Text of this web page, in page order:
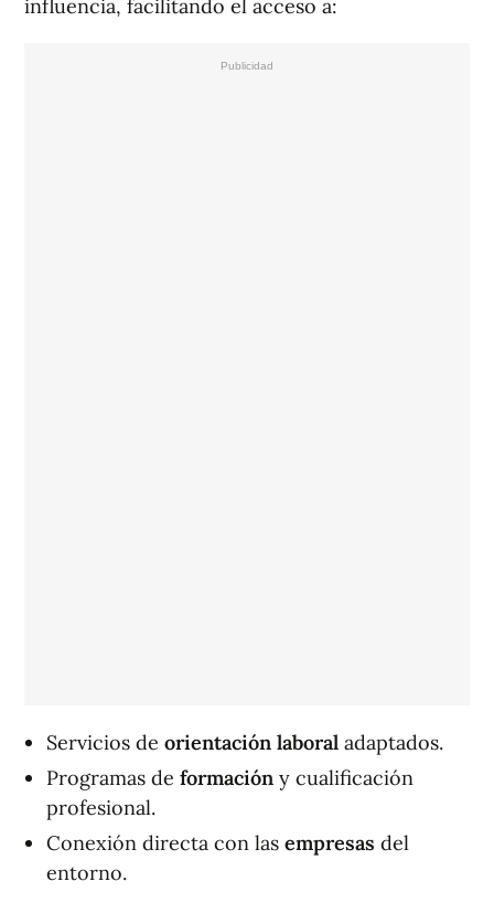
influencia, facilitando el acceso a:
Servicios de orientación laboral adaptados.
Programas de formación y cualificación
profesional.
Conexión directa con las empresas del
entorno.